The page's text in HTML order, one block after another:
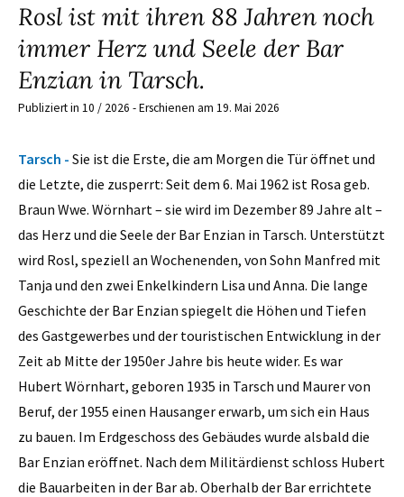
Rosl ist mit ihren 88 Jahren noch
immer Herz und Seele der Bar
Enzian in Tarsch.
Publiziert in 10 / 2026 - Erschienen am 19. Mai 2026
Tarsch - Sie ist die Erste, die am Morgen die Tür öffnet und
die Letzte, die zusperrt: Seit dem 6. Mai 1962 ist Rosa geb.
Braun Wwe. Wörnhart – sie wird im Dezember 89 Jahre alt –
das Herz und die Seele der Bar Enzian in Tarsch. Unterstützt
wird Rosl, speziell an Wochenenden, von Sohn Manfred mit
Tanja und den zwei Enkelkindern Lisa und Anna. Die lange
Geschichte der Bar Enzian spiegelt die Höhen und Tiefen
des Gastgewerbes und der touristischen Entwicklung in der
Zeit ab Mitte der 1950er Jahre bis heute wider. Es war
Hubert Wörnhart, geboren 1935 in Tarsch und Maurer von
Beruf, der 1955 einen Hausanger erwarb, um sich ein Haus
zu bauen. Im Erdgeschoss des Gebäudes wurde alsbald die
Bar Enzian eröffnet. Nach dem Militärdienst schloss Hubert
die Bauarbeiten in der Bar ab. Oberhalb der Bar errichtete